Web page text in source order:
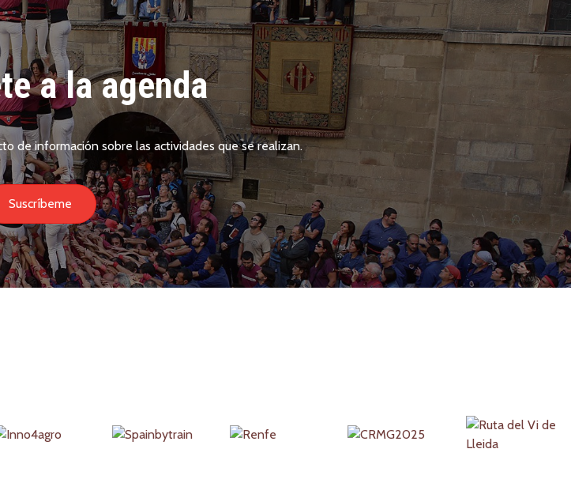
a la agenda
de información sobre las actividades que se realizan.
Suscríbeme